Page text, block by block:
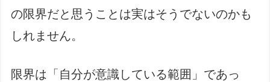
の限界だと思うことは実はそうでないのかも
しれません。
限界は「自分が意識している範囲」であっ